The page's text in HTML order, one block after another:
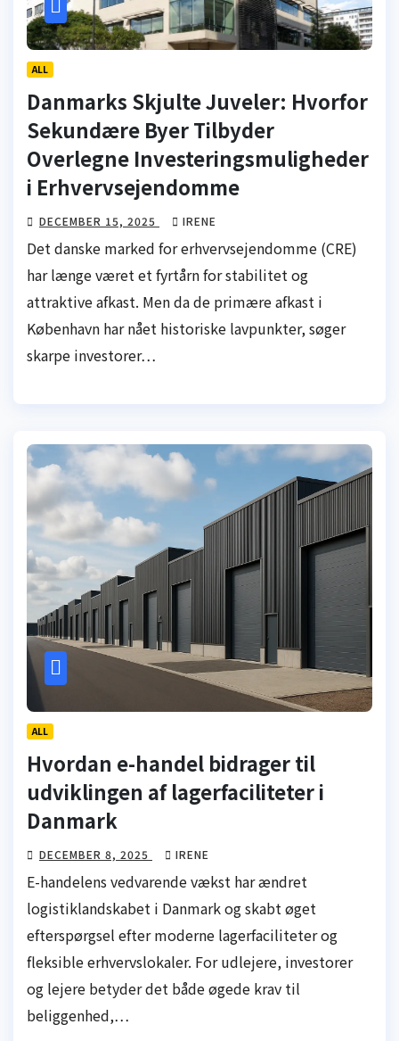
ALL
Danmarks Skjulte Juveler: Hvorfor
Sekundære Byer Tilbyder
Overlegne Investeringsmuligheder
i Erhvervsejendomme
DECEMBER 15, 2025 IRENE
Det danske marked for erhvervsejendomme (CRE)
har længe været et fyrtårn for stabilitet og
attraktive afkast. Men da de primære afkast i
København har nået historiske lavpunkter, søger
skarpe investorer…
ALL
Hvordan e-handel bidrager til
udviklingen af lagerfaciliteter i
Danmark
DECEMBER 8, 2025 IRENE
E-handelens vedvarende vækst har ændret
logistiklandskabet i Danmark og skabt øget
efterspørgsel efter moderne lagerfaciliteter og
fleksible erhvervslokaler. For udlejere, investorer
og lejere betyder det både øgede krav til
beliggenhed,…